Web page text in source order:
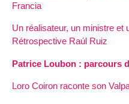
Francia
Un réalisateur, un ministre et
Rétrospective Raúl Ruiz
Patrice Loubon : parcours
Loro Coiron raconte son